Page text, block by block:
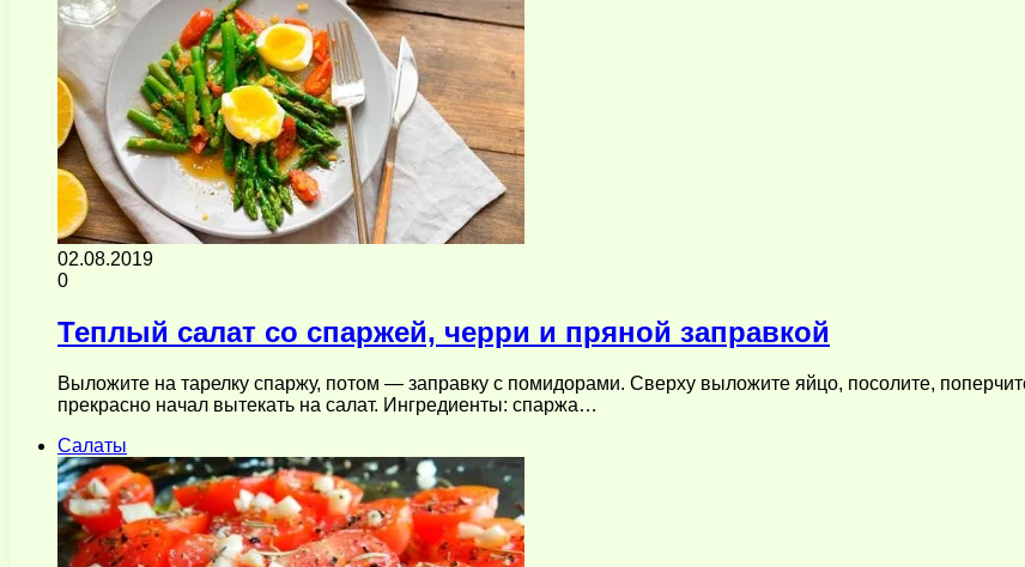
02.08.2019
0
Теплый салат со спаржей, черри и пряной заправкой
Выложите на тарелку спаржу, потом — заправку с помидорами. Сверху выложите яйцо, посолите,
прекрасно начал вытекать на салат. Ингредиенты: спаржа…
Салаты